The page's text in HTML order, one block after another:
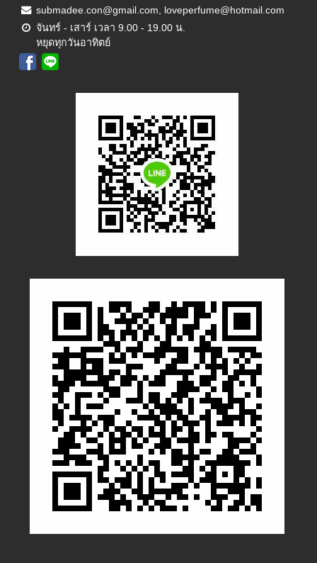
submadee.con@gmail.com, loveperfume@hotmail.com
จันทร์ - เสาร์ เวลา 9.00 - 19.00 น.
หยุดทุกวันอาทิตย์